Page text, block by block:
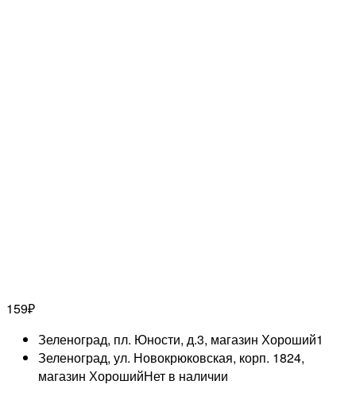
159₽
Зеленоград, пл. Юности, д.3, магазин Хороший1
Зеленоград, ул. Новокрюковская, корп. 1824,
магазин ХорошийНет в наличии